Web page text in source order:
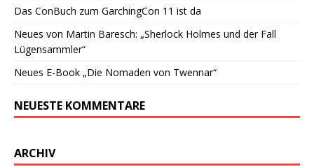
Das ConBuch zum GarchingCon 11 ist da
Neues von Martin Baresch: „Sherlock Holmes und der Fall
Lügensammler“
Neues E-Book „Die Nomaden von Twennar“
NEUESTE KOMMENTARE
ARCHIV